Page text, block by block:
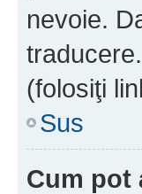
nevoie.
(folosiţi
Sus
Cum pot